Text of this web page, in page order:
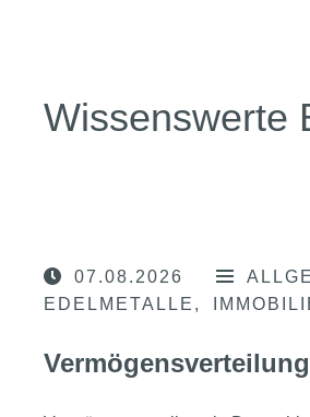
Wissenswerte
07.08.2026
EDELMETALLE